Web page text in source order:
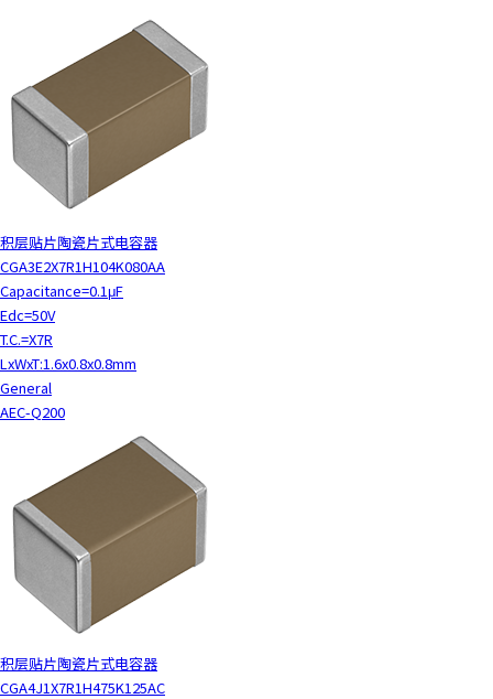
积层贴片陶瓷片式电容器
CGA3E2X7R1H104K080AA
Capacitance=0.1μF
Edc=50V
T.C.=X7R
LxWxT:1.6x0.8x0.8mm
General
AEC-Q200
积层贴片陶瓷片式电容器
CGA4J1X7R1H475K125AC